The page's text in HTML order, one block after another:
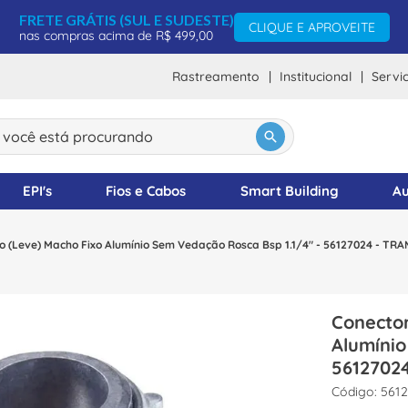
FRETE GRÁTIS (SUL E SUDESTE)
nas compras acima de R$ 499,00
CLIQUE E APROVEITE
Rastreamento Institucional
está procurando
EPI's Fios e Cabos Smart Building
(Leve) Macho Fixo Alumínio Sem Vedação Rosca Bsp 1.1/4" - 56127024 -
: